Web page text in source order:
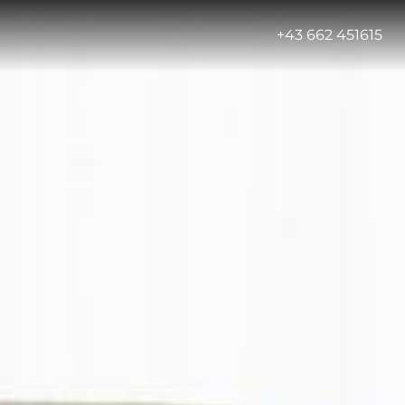
+43 662 451615